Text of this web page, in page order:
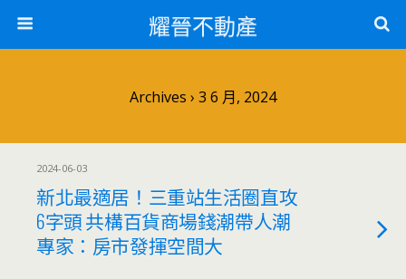
耀晉不動產
Archives › 3 6 月, 2024
2024-06-03
新北最適居！三重站生活圈直攻
6字頭 共構百貨商場錢潮帶人潮
專家：房市發揮空間大